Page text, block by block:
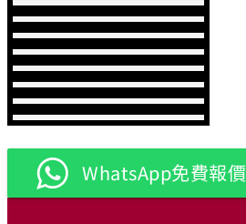
WhatsApp免費報價